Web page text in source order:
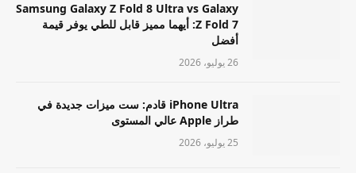
Samsung Galaxy Z Fold 8 Ultra vs Galaxy
Z Fold 7: أيهما مميز قابل للطي يوفر قيمة
أفضل
26 يوليو، 2026
iPhone Ultra قادم: ست ميزات جديدة في
طراز Apple عالي المستوى
25 يوليو، 2026